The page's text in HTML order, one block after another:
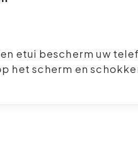
etui bescherm uw
het scherm en